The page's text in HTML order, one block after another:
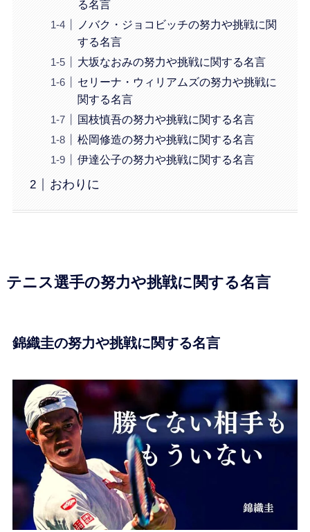
る名言
ノバク・ジョコビッチの努力や挑戦に関
する名言
大坂なおみの努力や挑戦に関する名言
セリーナ・ウィリアムズの努力や挑戦に
関する名言
国枝慎吾の努力や挑戦に関する名言
松岡修造の努力や挑戦に関する名言
伊達公子の努力や挑戦に関する名言
おわりに
テニス選手の努力や挑戦に関する名言
錦織圭の努力や挑戦に関する名言